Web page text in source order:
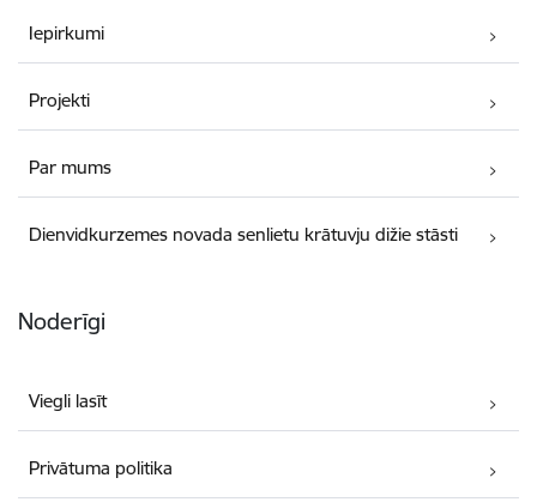
Iepirkumi
Projekti
Par mums
Dienvidkurzemes novada senlietu krātuvju dižie stāsti
Noderīgi
Viegli lasīt
Privātuma politika